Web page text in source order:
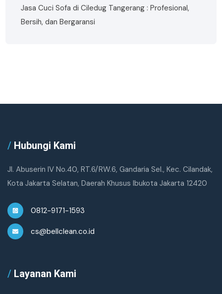
Jasa Cuci Sofa di Ciledug Tangerang : Profesional,
Bersih, dan Bergaransi
/ Hubungi Kami
Jl. Abuserin IV No.40, RT.6/RW.6, Gandaria Sel., Kec. Cilandak,
Kota Jakarta Selatan, Daerah Khusus Ibukota Jakarta 12420
0812-9171-1593
cs@bellclean.co.id
/ Layanan Kami